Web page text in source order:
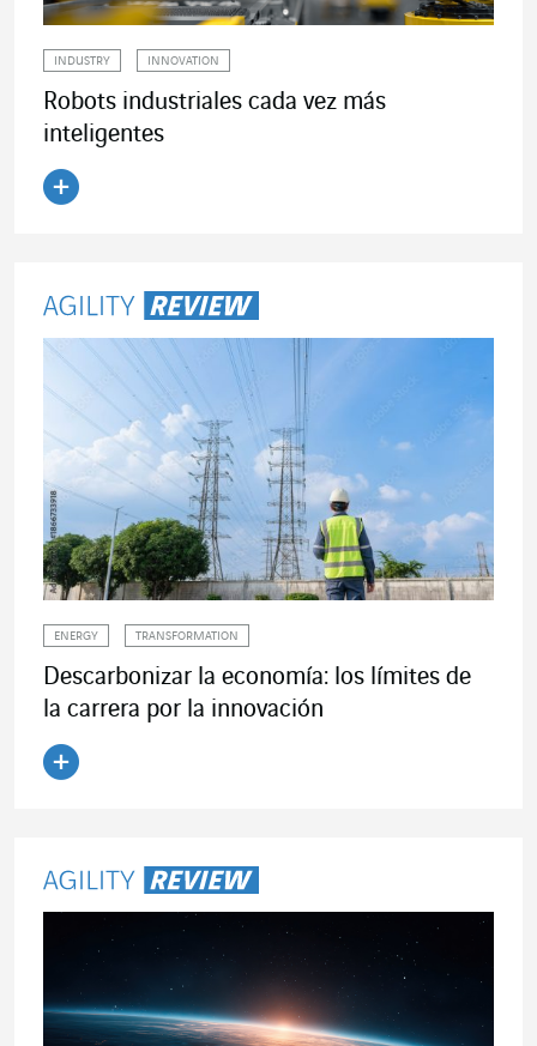
INDUSTRY INNOVATION
Robots industriales cada vez más
inteligentes
ENERGY TRANSFORMATION
Descarbonizar la economía: los límites de
la carrera por la innovación